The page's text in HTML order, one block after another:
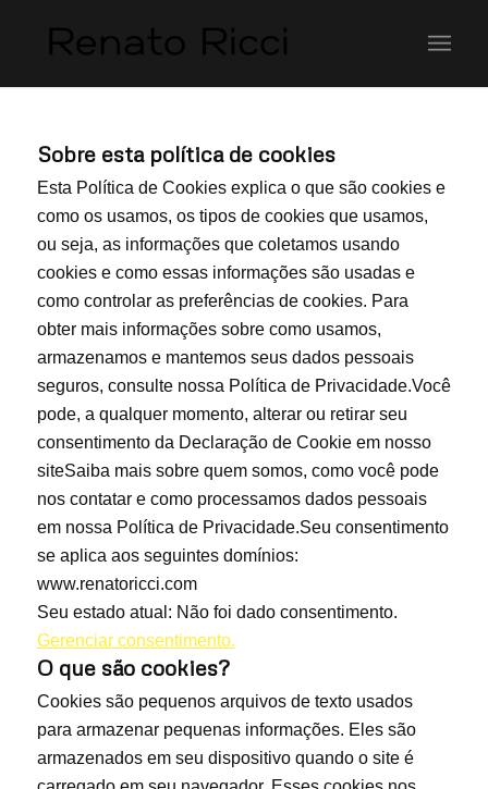
Sobre esta política de cookies
Esta Política de Cookies explica o que são cookies e
como os usamos, os tipos de cookies que usamos,
ou seja, as informações que coletamos usando
cookies e como essas informações são usadas e
como controlar as preferências de cookies. Para
obter mais informações sobre como usamos,
armazenamos e mantemos seus dados pessoais
seguros, consulte nossa Política de Privacidade.Você
pode, a qualquer momento, alterar ou retirar seu
consentimento da Declaração de Cookie em nosso
siteSaiba mais sobre quem somos, como você pode
nos contatar e como processamos dados pessoais
em nossa Política de Privacidade.Seu consentimento
se aplica aos seguintes domínios:
www.renatoricci.com
Seu estado atual: Não foi dado consentimento.
Gerenciar consentimento.
O que são cookies?
Cookies são pequenos arquivos de texto usados
para armazenar pequenas informações. Eles são
armazenados em seu dispositivo quando o site é